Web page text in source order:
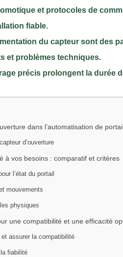
et protocoles de
fiable.
du capteur sont des
et problèmes techniques.
précis prolongent la durée
dans l’automatisation de
d’ouverture
à vos besoins : comparatif et critères
l’état du portail
mouvements
physiques
une compatibilité et une efficacité
assurer la compatibilité
fiabilité